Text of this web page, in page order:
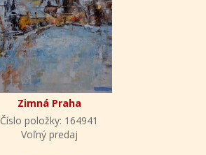
Zimná Praha
Číslo položky: 164941
Voľný predaj